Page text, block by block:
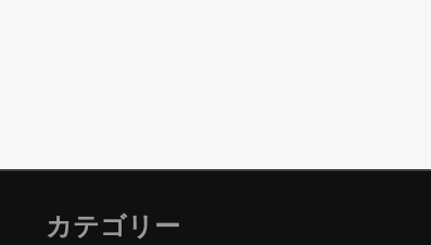
カテゴリー